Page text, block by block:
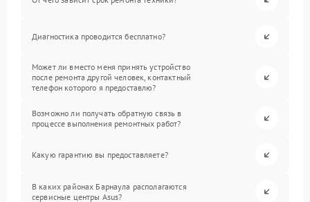
Диагностика проводится бесплатно?
Может ли вместо меня принять устройство
после ремонта другой человек, контактный
телефон которого я предоставлю?
Возможно ли получать обратную связь в
процессе выполнения ремонтных работ?
Какую гарантию вы предоставляете?
В каких районах Барнаула располагаются
сервисные центры Asus?